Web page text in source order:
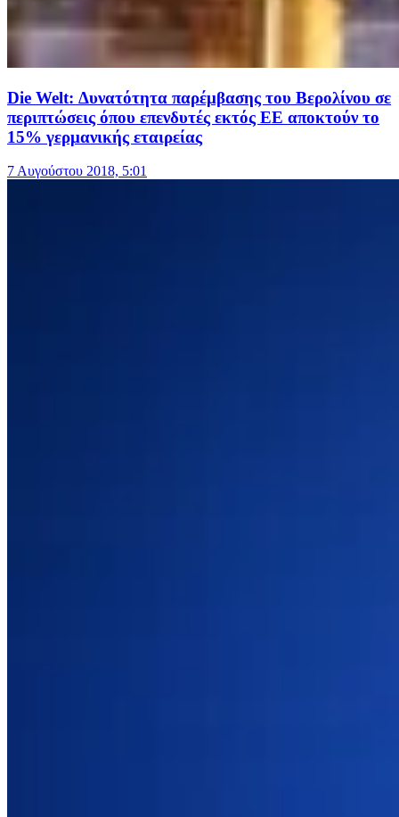
Die Welt: Δυνατότητα παρέμβασης του Βερολίνου σε
περιπτώσεις όπου επενδυτές εκτός ΕΕ αποκτούν το
15% γερμανικής εταιρείας
7 Αυγούστου 2018, 5:01